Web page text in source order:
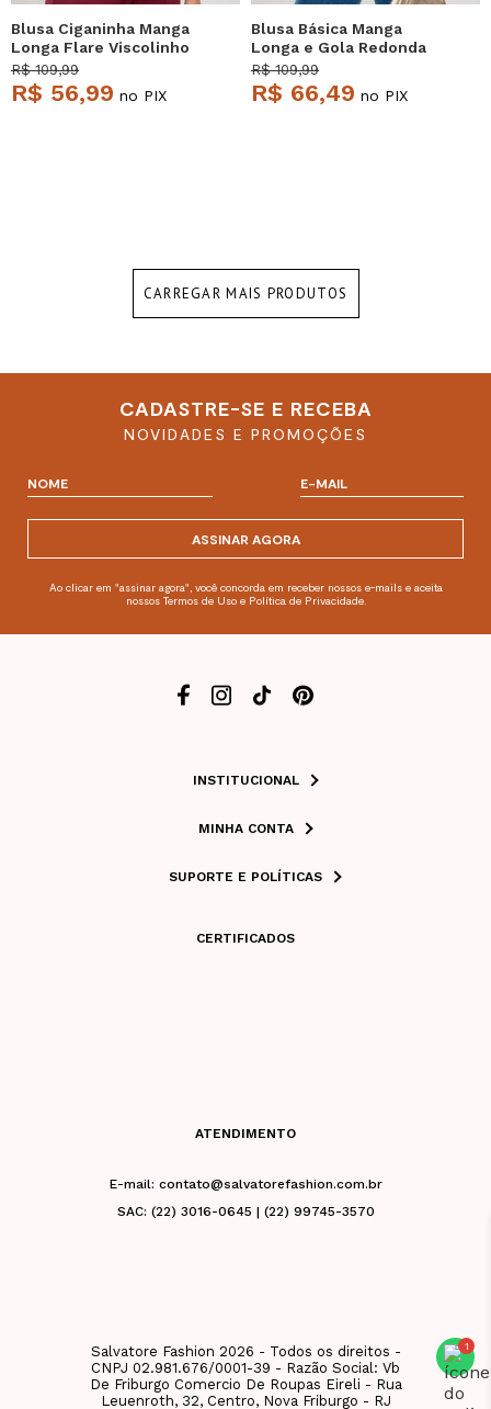
Blusa Ciganinha Manga
Longa Flare Viscolinho
Vinho Salvatore
R$ 109,99
R$ 56,99 no PIX
Blusa Básica Manga
Longa e Gola Redonda
Malha Vinho Salvatore
R$ 109,99
R$ 66,49 no PIX
CARREGAR MAIS PRODUTOS
CADASTRE-SE E RECEBA
NOVIDADES E PROMOÇÕES
ASSINAR AGORA
Ao clicar em "assinar agora", você concorda em receber nossos e-mails e aceita
nossos Termos de Uso e Política de Privacidade.
INSTITUCIONAL
MINHA CONTA
SUPORTE E POLÍTICAS
CERTIFICADOS
ATENDIMENTO
E-mail: contato@salvatorefashion.com.br
SAC: (22) 3016-0645 | (22) 99745-3570
Salvatore Fashion 2026 - Todos os direitos -
CNPJ 02.981.676/0001-39 - Razão Social: Vb
De Friburgo Comercio De Roupas Eireli - Rua
Leuenroth, 32, Centro, Nova Friburgo - RJ